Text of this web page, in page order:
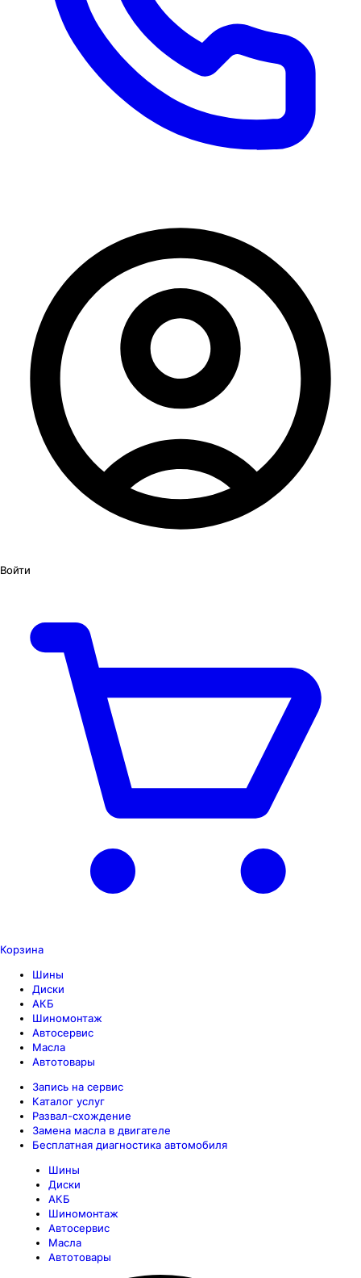
Войти
Корзина
Шины
Диски
АКБ
Шиномонтаж
Автосервис
Масла
Автотовары
Запись на сервис
Каталог услуг
Развал-схождение
Замена масла в двигателе
Бесплатная диагностика автомобиля
Шины
Диски
АКБ
Шиномонтаж
Автосервис
Масла
Автотовары